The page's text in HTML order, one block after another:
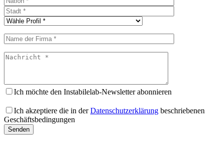
Ich möchte den Instabilelab-Newsletter abonnieren
Ich akzeptiere die in derDatenschutzerklärung beschriebenen
Geschäftsbedingungen